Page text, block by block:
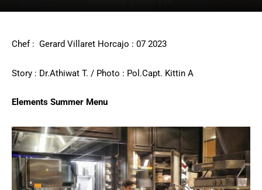
Chef : Gerard Villaret Horcajo : 07 2023
Story : Dr.Athiwat T. / Photo : Pol.Capt. Kittin A
Elements Summer Menu